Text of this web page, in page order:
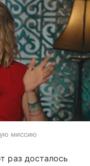
миссию
раз досталось